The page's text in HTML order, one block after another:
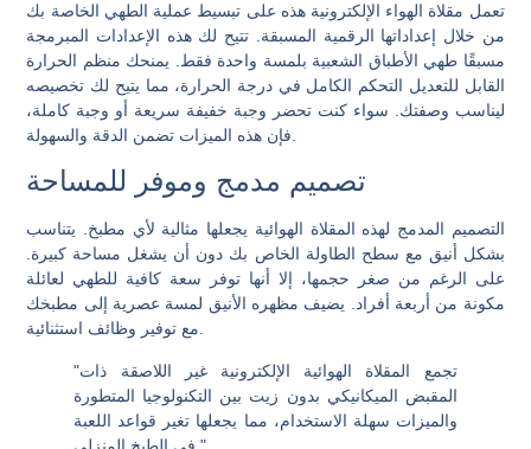
تعمل مقلاة الهواء الإلكترونية هذه على تبسيط عملية الطهي الخاصة بك
من خلال إعداداتها الرقمية المسبقة. تتيح لك هذه الإعدادات المبرمجة
مسبقًا طهي الأطباق الشعبية بلمسة واحدة فقط. يمنحك منظم الحرارة
القابل للتعديل التحكم الكامل في درجة الحرارة، مما يتيح لك تخصيصه
ليناسب وصفتك. سواء كنت تحضر وجبة خفيفة سريعة أو وجبة كاملة،
تصميم مدمج وموفر للمساحة
التصميم المدمج لهذه المقلاة الهوائية يجعلها مثالية لأي مطبخ. يتناسب
بشكل أنيق مع سطح الطاولة الخاص بك دون أن يشغل مساحة كبيرة.
على الرغم من صغر حجمها، إلا أنها توفر سعة كافية للطهي لعائلة
مكونة من أربعة أفراد. يضيف مظهره الأنيق لمسة عصرية إلى مطبخك
مع توفير وظائف استثنائية.
"تجمع المقلاة الهوائية الإلكترونية غير اللاصقة ذات
المقبض الميكانيكي بدون زيت بين التكنولوجيا المتطورة
والميزات سهلة الاستخدام، مما يجعلها تغير قواعد اللعبة
في الطبخ المنزلي."